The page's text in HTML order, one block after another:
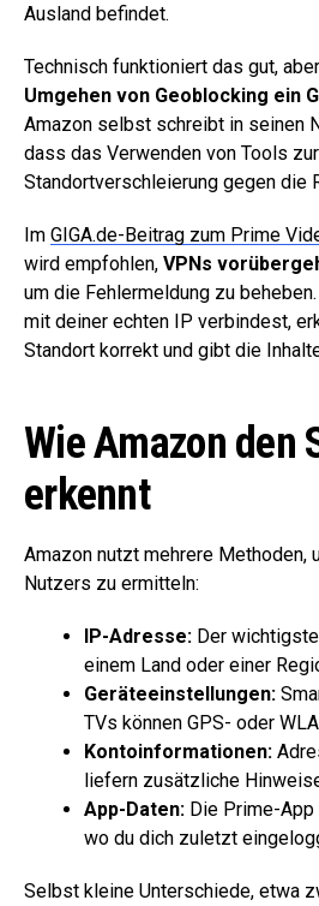
Ausland befindet.
Technisch funktioniert das gut,
Umgehen von Geoblocking ein
Amazon selbst schreibt in seinen
dass das Verwenden von Tools zur
Standortverschleierung gegen die
Im GIGA.de-Beitrag zum Prime
wird empfohlen, VPNs
um die Fehlermeldung zu
mit deiner echten IP verbindest,
Standort korrekt und gibt die
Wie Amazon den
erkennt
Amazon nutzt mehrere Methoden,
Nutzers zu ermitteln:
IP-Adresse: Der
einem Land oder einer
Geräteeinstellungen:
TVs können GPS- oder
Kontoinformationen:
liefern zusätzliche
App-Daten: Die Prime-App
wo du dich zuletzt
Selbst kleine Unterschiede, etwa